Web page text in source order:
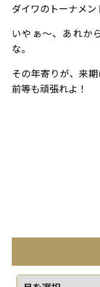
ダイワのトーナメン
いやぁ～、あれか
な。
その年寄りが、来
前等も頑張れよ！